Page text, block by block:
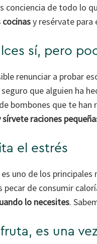
conciencia de todo lo
y resérvate para
sí, pero
renunciar a probar
que alguien ha
bombones que te
sírvete raciones
el estrés
uno de los
pecar de consumir
lo necesites.
es una